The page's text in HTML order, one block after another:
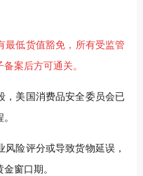
最低货值豁免，所有受监管
案后方可通关。
，美国消费品安全委员会已
险评分或导致货物延误，
窗口期。